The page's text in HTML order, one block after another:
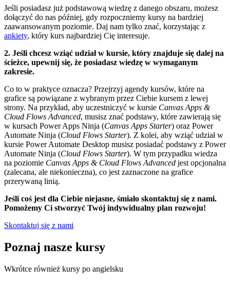
Jeśli posiadasz już podstawową wiedzę z danego obszaru, możesz
dołączyć do nas później, gdy rozpoczniemy kursy na bardziej
zaawansowanym poziomie. Daj nam tylko znać, korzystając z
ankiety, który kurs najbardziej Cię interesuje.
2. Jeśli chcesz wziąć udział w kursie, który znajduje się dalej na
ścieżce, upewnij się, że posiadasz wiedzę w wymaganym
zakresie.
Co to w praktyce oznacza? Przejrzyj agendy kursów, które na
grafice są powiązane z wybranym przez Ciebie kursem z lewej
strony. Na przykład, aby uczestniczyć w kursie Canvas Apps &
Cloud Flows Advanced, musisz znać podstawy, które zawierają się
w kursach Power Apps Ninja (Canvas Apps Starter) oraz Power
Automate Ninja (Cloud Flows Starter). Z kolei, aby wziąć udział w
kursie Power Automate Desktop musisz posiadać podstawy z Power
Automate Ninja (Cloud Flows Starter). W tym przypadku wiedza
na poziomie Canvas Apps & Cloud Flows Advanced jest opcjonalna
(zalecana, ale niekonieczna), co jest zaznaczone na grafice
przerywaną linią.
Jeśli coś jest dla Ciebie niejasne, śmiało skontaktuj się z nami.
Pomożemy Ci stworzyć Twój indywidualny plan rozwoju!
Skontaktuj się z nami
Poznaj nasze kursy
Wkrótce również kursy po angielsku